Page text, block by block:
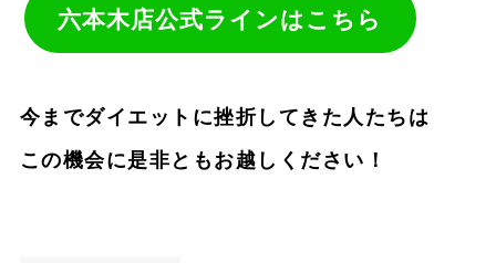
六本木店公式ラインはこちら
今までダイエットに挫折してきた人たちは
この機会に是非ともお越しください！